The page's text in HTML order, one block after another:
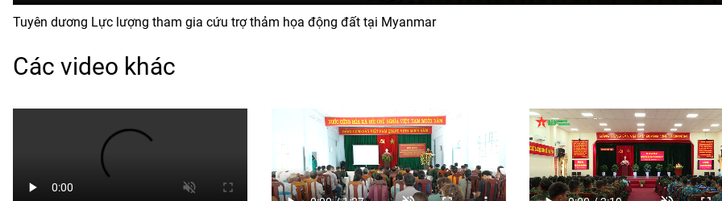
Tuyên dương Lực lượng tham gia cứu trợ thảm họa động đất tại Myanmar
Các video khác